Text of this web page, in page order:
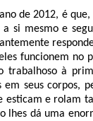
de 2012, é
si mesmo e
funcionem no
trabalhoso à
seus corpos,
esticam e rolam
lhes dá uma